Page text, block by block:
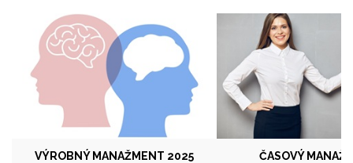
VÝROBNÝ MANAŽMENT 2025 ČASOVÝ